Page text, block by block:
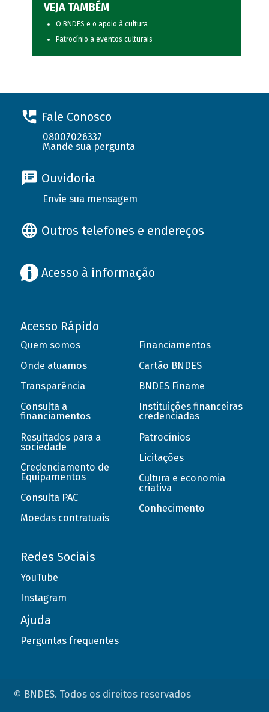
VEJA TAMBÉM
O BNDES e o apoio à cultura
Patrocínio a eventos culturais
Fale Conosco
08007026337
Mande sua pergunta
Ouvidoria
Envie sua mensagem
Outros telefones e endereços
Acesso à informação
Acesso Rápido
Quem somos
Onde atuamos
Transparência
Consulta a
financiamentos
Resultados para a
sociedade
Credenciamento de
Equipamentos
Consulta PAC
Moedas contratuais
Financiamentos
Cartão BNDES
BNDES Finame
Instituições financeiras
credenciadas
Patrocínios
Licitações
Cultura e economia
criativa
Conhecimento
Redes Sociais
YouTube
Instagram
Ajuda
Perguntas frequentes
© BNDES. Todos os direitos reservados